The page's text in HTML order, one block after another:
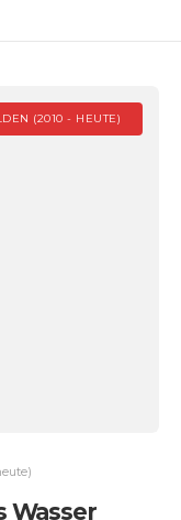
(2010 - HEUTE)
Wasser